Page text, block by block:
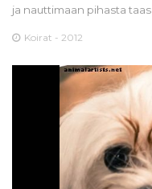
ja nauttimaan pihasta taas
Koirat - 2012